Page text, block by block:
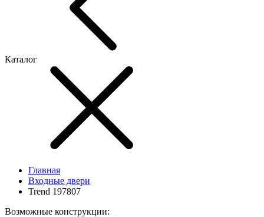
Каталог
Главная
Входные двери
Trend 197807
Возможные конструкции: